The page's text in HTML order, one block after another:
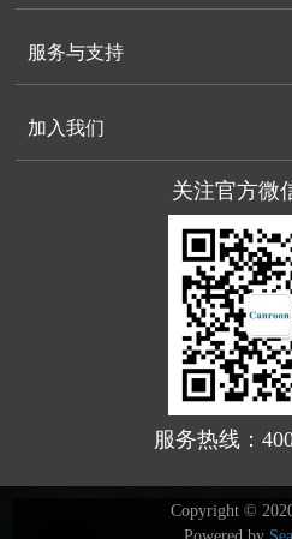
服务与支持
加入我们
关注官方微
服务热线：
Copyright ©